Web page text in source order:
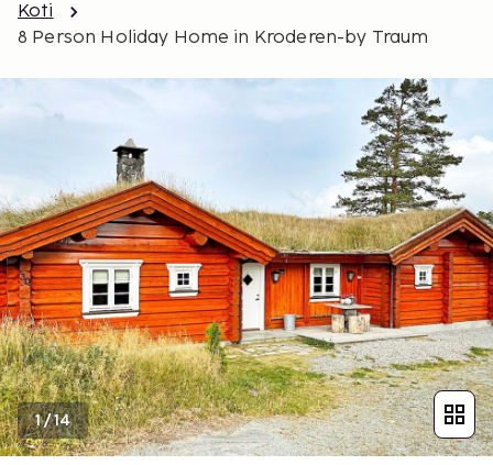
Koti
8 Person Holiday Home in Kroderen-by Traum
1/14